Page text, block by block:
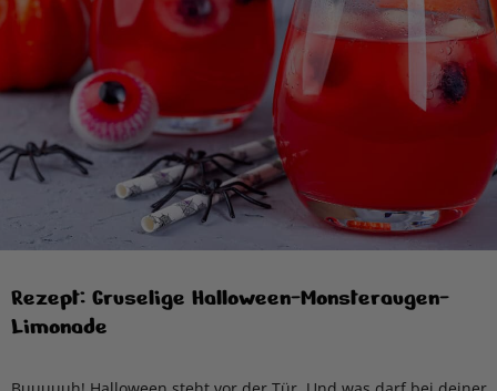
Rezept: Gruselige Halloween-Monsteraugen-
Limonade